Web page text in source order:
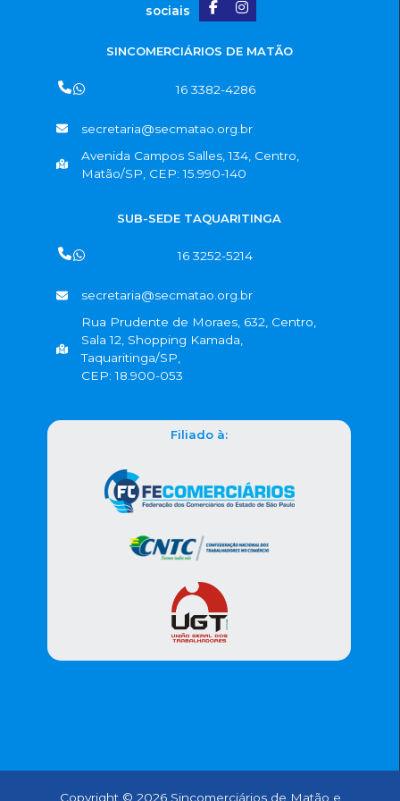
sociais
SINCOMERCIÁRIOS DE MATÃO
16 3382-4286
secretaria@secmatao.org.br
Avenida Campos Salles, 134, Centro,
Matão/SP, CEP: 15.990-140
SUB-SEDE TAQUARITINGA
16 3252-5214
secretaria@secmatao.org.br
Rua Prudente de Moraes, 632, Centro,
Sala 12, Shopping Kamada,
Taquaritinga/SP,
CEP: 18.900-053
Filiado à:
Copyright © 2026 Sincomerciários de Matão e